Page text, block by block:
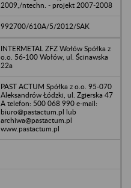
2009,/ntechn. - projekt 2007-2008
992700/610A/5/2012/SAK
INTERMETAL ZFZ Wołów Spółka z
o.o. 56-100 Wołów, ul. Ścinawska
22a
PAST ACTUM Spółka z o.o. 95-070
Aleksandrów Łódzki, ul. Zgierska 47
A telefon: 500 068 990 e-mail:
biuro@pastactum.pl lub
archiwa@pastactum.pl
www.pastactum.pl